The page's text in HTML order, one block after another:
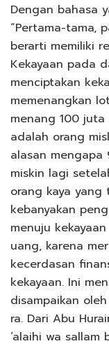
Dengan bahasa
“Pertama-tama,
berarti memiliki
Kekayaan pada
menciptakan
memenangkan
menang 100 juta
adalah orang
alasan
miskin lagi
orang kaya yang
kebanyakan
menuju
uang, karena
kecerdasan
kekayaan. Ini
disampaikan
ra. Dari Abu
‘alaihi wa sallam